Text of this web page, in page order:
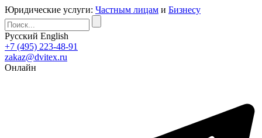
Юридические услуги: Частным лицам и Бизнесу
Русский English
+7 (495) 223-48-91
zakaz@dvitex.ru
Онлайн